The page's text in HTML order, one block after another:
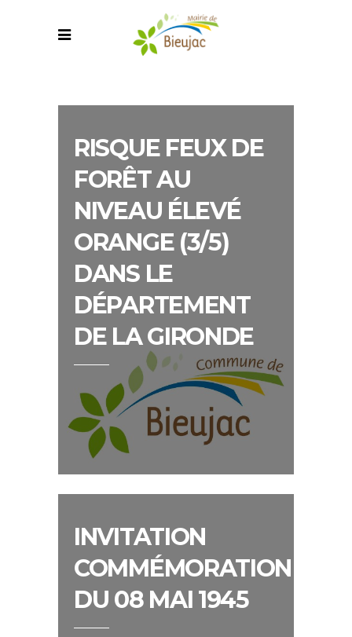
RISQUE FEUX DE
FORÊT AU
NIVEAU ÉLEVÉ
ORANGE (3/5)
DANS LE
DÉPARTEMENT
DE LA GIRONDE
INVITATION
COMMÉMORATION
DU 08 MAI 1945